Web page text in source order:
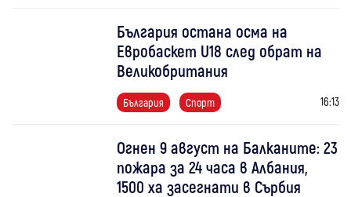
България остана осма на
Евробаскет U18 след обрат на
Великобритания
България Спорт 16:13
Огнен 9 август на Балканите: 23
пожара за 24 часа в Албания,
1500 ха засегнати в Сърбия